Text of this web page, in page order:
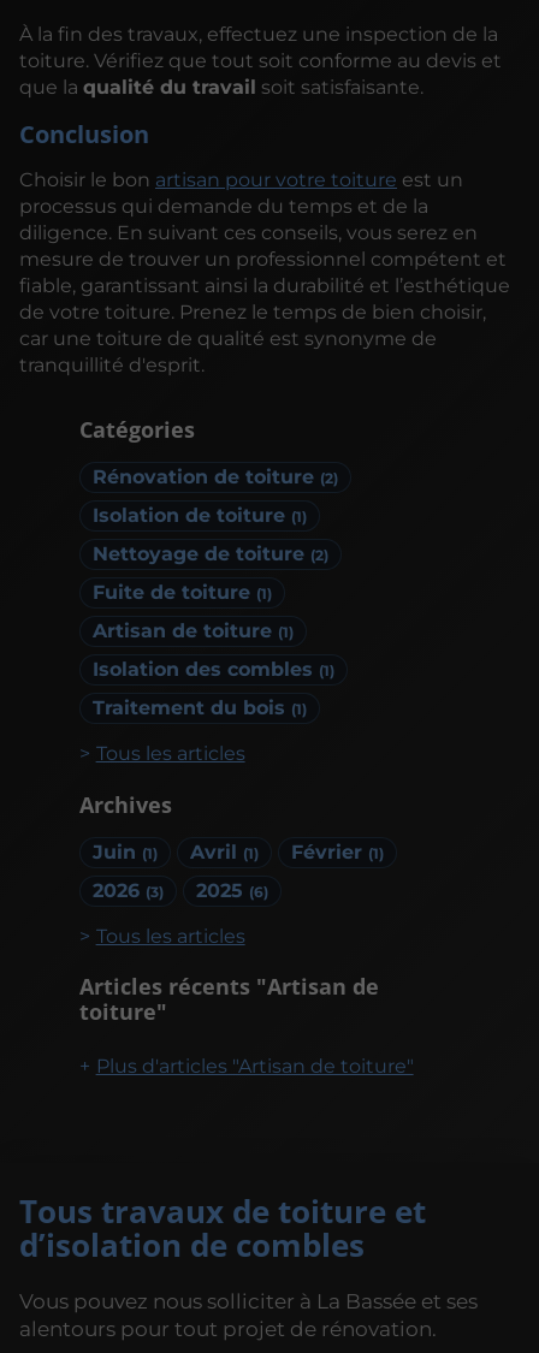
Catégories
Rénovation de toiture (2)
Isolation de toiture (1)
Nettoyage de toiture (2)
Fuite de toiture (1)
Artisan de toiture (1)
Isolation des combles (1)
Traitement du bois (1)
Tous les articles
Archives
Juin (1) Avril (1) Février (1)
2026 (3) 2025 (6)
Tous les articles
Articles récents "Artisan de
toiture"
Plus d'articles "Artisan de toiture"
À la fin des travaux, effectuez une inspection de la
toiture. Vérifiez que tout soit conforme au devis et
que la qualité du travail soit satisfaisante.
Conclusion
Choisir le bon artisan pour votre toiture est un
processus qui demande du temps et de la
diligence. En suivant ces conseils, vous serez en
mesure de trouver un professionnel compétent et
fiable, garantissant ainsi la durabilité et l’esthétique
de votre toiture. Prenez le temps de bien choisir,
car une toiture de qualité est synonyme de
tranquillité d'esprit.
Tous travaux de toiture et
d’isolation de combles
Vous pouvez nous solliciter à La Bassée et ses
alentours pour tout projet de rénovation.